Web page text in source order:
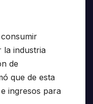
la industria
de
que de esta
ingresos para